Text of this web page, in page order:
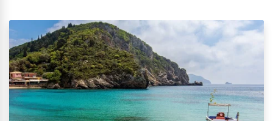
Καλάβρυτα
Καλαμάτα
Κάλαμος
Καλαμπάκα